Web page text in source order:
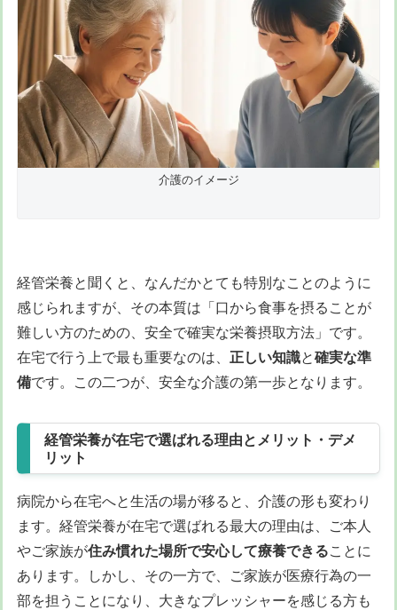
介護のイメージ
経管栄養と聞くと、なんだかとても特別なことのように
感じられますが、その本質は「口から食事を摂ることが
難しい方のための、安全で確実な栄養摂取方法」です。
在宅で行う上で最も重要なのは、 正しい知識と確実な準
備です。この二つが、安全な介護の第一歩となります。
経管栄養が在宅で選ばれる理由とメリット・デメ
リット
病院から在宅へと生活の場が移ると、介護の形も変わり
ます。経管栄養が在宅で選ばれる最大の理由は、ご本人
やご家族が住み慣れた場所で安心して療養できることに
あります。しかし、その一方で、ご家族が医療行為の一
部を担うことになり、大きなプレッシャーを感じる方も